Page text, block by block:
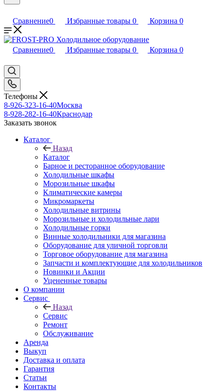
Сравнение0 Избранные товары 0 Корзина 0
Сравнение0 Избранные товары 0 Корзина 0
Телефоны
8-926-323-16-40Москва
8-928-282-16-40Краснодар
Заказать звонок
Каталог
Назад
Каталог
Барное и ресторанное оборудование
Холодильные шкафы
Морозильные шкафы
Климатические камеры
Микромаркеты
Холодильные витрины
Морозильные и холодильные лари
Холодильные горки
Винные холодильники для магазина
Оборудование для уличной торговли
Торговое оборудование для магазина
Запчасти и комплектующие для холодильников
Новинки и Акции
Уцененные товары
О компании
Сервис
Назад
Сервис
Ремонт
Обслуживание
Аренда
Выкуп
Доставка и оплата
Гарантия
Статьи
Контакты